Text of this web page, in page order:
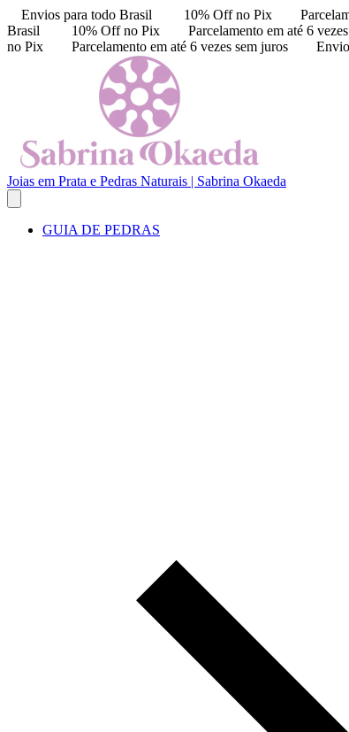
Envios para todo Brasil 10% Off no Pix
Brasil
10% Off no Pix Parcelamento em até 6
no Pix
Parcelamento em até 6 vezes sem juros
Joias em Prata e Pedras Naturais | Sabrina Okaeda
GUIA DE PEDRAS